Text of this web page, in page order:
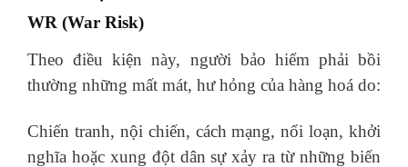
WR (War Risk)
Theo điều kiện này, người bảo hiểm phải bồi
thường những mất mát, hư hỏng của hàng hoá do:
Chiến tranh, nội chiến, cách mạng, nổi loạn, khởi
nghĩa hoặc xung đột dân sự xảy ra từ những biến